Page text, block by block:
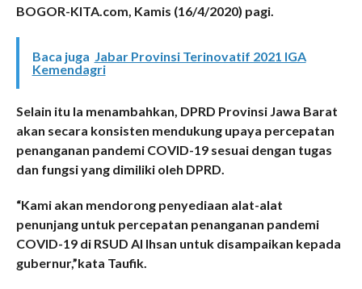
BOGOR-KITA.com, Kamis (16/4/2020) pagi.
Baca juga Jabar Provinsi Terinovatif 2021 IGA
Kemendagri
Selain itu Ia menambahkan, DPRD Provinsi Jawa Barat
akan secara konsisten mendukung upaya percepatan
penanganan pandemi COVID-19 sesuai dengan tugas
dan fungsi yang dimiliki oleh DPRD.
“Kami akan mendorong penyediaan alat-alat
penunjang untuk percepatan penanganan pandemi
COVID-19 di RSUD Al Ihsan untuk disampaikan kepada
gubernur,”kata Taufik.